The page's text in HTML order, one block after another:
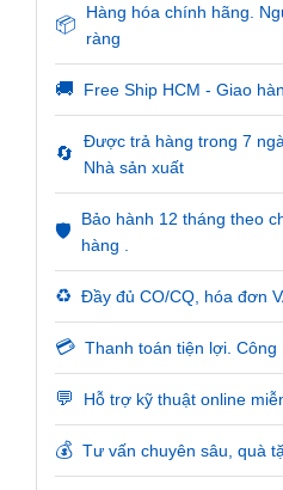
📦
Hàng hóa chính hãng.
ràng
🚚 Free Ship HCM - Giao
🔄
Được trả hàng trong 7
Nhà sản xuất
🛡️
Bảo hành 12 tháng theo
hàng .
♻️ Đầy đủ CO/CQ, hóa đơn
💳 Thanh toán tiện lợi. Công
💬 Hỗ trợ kỹ thuật online
💰 Tư vấn chuyên sâu, quà